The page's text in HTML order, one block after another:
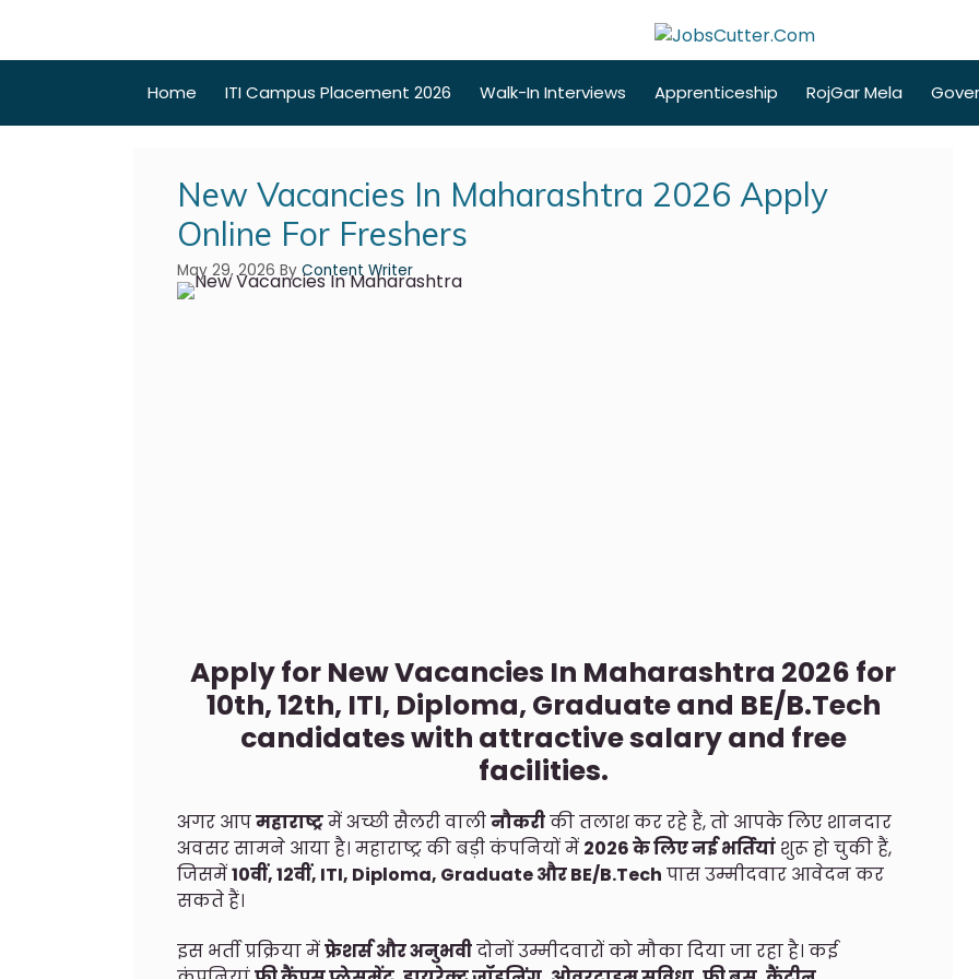
Home ITI Campus Placement 2026 Walk-In Interviews Apprenticeship RojGar Mela
New Vacancies In Maharashtra 2026 Apply
Online For Freshers
May 29, 2026 By Content Writer
Apply for New Vacancies In Maharashtra 2026 for
10th, 12th, ITI, Diploma, Graduate and BE/B.Tech
candidates with attractive salary and free
facilities.
अगर आपमहाराष्ट्रमें अच्छी सैलरी वालीनौकरीकी तलाश कर रहे हैं, तो आपके लिए शानदार
अवसर सामने आया है। महाराष्ट्र की बड़ी कंपनियों में 2026 के लिए नई भर्तियां शुरू हो चुकी हैं,
जिसमें10वीं, 12वीं, ITI, Diploma, Graduate और BE/B.Tech पास उम्मीदवार आवेदन कर
सकते हैं।
इस भर्ती प्रक्रिया मेंफ्रेशर्स और अनुभवीदोनों उम्मीदवारों को मौका दिया जा रहा है। कई